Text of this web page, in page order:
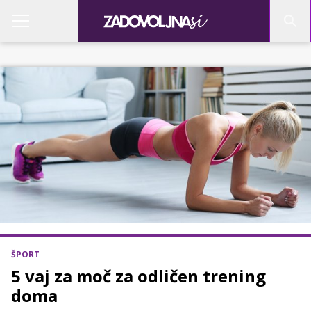
ŠPORT
5 vaj za moč za odličen trening
doma